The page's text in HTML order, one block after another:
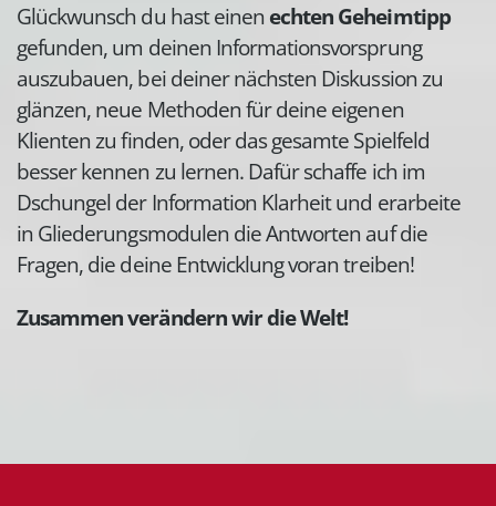
Glückwunsch du hast einen echten Geheimtipp
gefunden, um deinen Informationsvorsprung
auszubauen, bei deiner nächsten Diskussion zu
glänzen, neue Methoden für deine eigenen
Klienten zu finden, oder das gesamte Spielfeld
besser kennen zu lernen. Dafür schaffe ich im
Dschungel der Information Klarheit und erarbeite
in Gliederungsmodulen die Antworten auf die
Fragen, die deine Entwicklung voran treiben!
Zusammen verändern wir die Welt!